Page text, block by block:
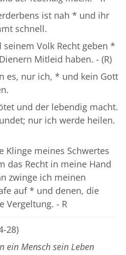
ist nah * und ihr
schnell.
seinem Volk Recht geben *
Mitleid haben. - (R)
es, nur ich, * und kein Gott
und der lebendig macht.
nur ich werde heilen.
Klinge meines Schwertes
das Recht in meine Hand
zwinge ich meinen
auf * und denen, die
Vergeltung. - R
28)
ein Mensch sein Leben